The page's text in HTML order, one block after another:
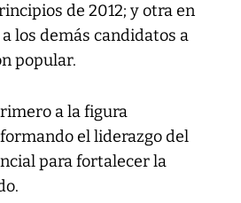
de 2012; y otra en
los demás candidatos a
popular.
a la figura
el liderazgo del
para fortalecer la